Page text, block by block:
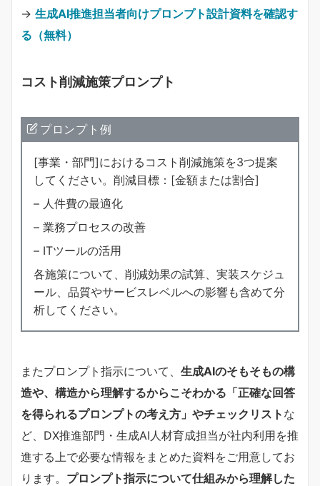
→ 生成AI推進担当者向けプロンプト設計資料を確認す
る（無料）
コスト削減施策プロンプト
プロンプト例
[事業・部門]におけるコスト削減施策を3つ提案
してください。削減目標：[金額または割合]
– 人件費の最適化
– 業務プロセスの改善
– ITツールの活用
各施策について、削減効果の試算、実装スケジュ
ール、品質やサービスレベルへの影響も含めて分
析してください。
またプロンプト指示について、 生成AIのそもそもの構
造や、構造から理解するからこそわかる「正確な回答
を得られるプロンプトの考え方」やチェックリスト な
ど、DX推進部門・生成AI人材育成担当が社内利用を推
進する上で必要な情報をまとめた資料をご用意してお
ります。 プロンプト指示について仕組みから理解した